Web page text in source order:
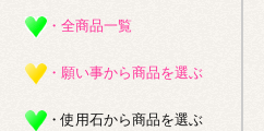
・全商品一覧
・願い事から商品を選ぶ
・使用石から商品を選ぶ